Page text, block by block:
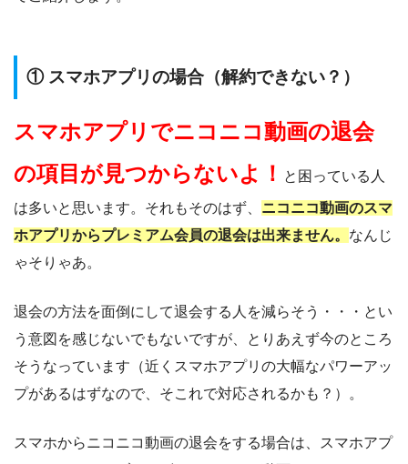
① スマホアプリの場合（解約できない？）
スマホアプリでニコニコ動画の退会
の項目が見つからないよ！
と困っている人
は多いと思います。それもそのはず、 ニコニコ動画のスマ
ホアプリからプレミアム会員の退会は出来ません。 なんじ
ゃそりゃあ。
退会の方法を面倒にして退会する人を減らそう・・・とい
う意図を感じないでもないですが、とりあえず今のところ
そうなっています（近くスマホアプリの大幅なパワーアッ
プがあるはずなので、そこれで対応されるかも？）。
スマホからニコニコ動画の退会をする場合は、スマホアプ